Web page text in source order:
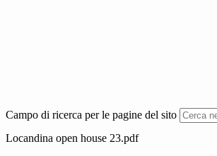
Campo di ricerca per le pagine del sito
Locandina open house 23.pdf